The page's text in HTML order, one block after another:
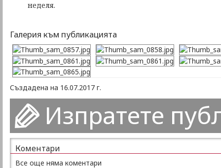
неделя.
Галерия към публикацията
Създадена на 16.07.2017 г.
Изпратете
Коментари
Все още няма коментари